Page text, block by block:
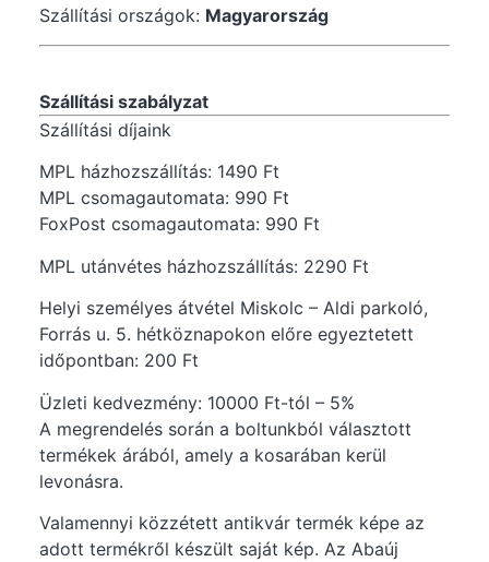
Szállítási országok: Magyarország
Szállítási szabályzat
Szállítási díjaink
MPL házhozszállítás: 1490 Ft
MPL csomagautomata: 990 Ft
FoxPost csomagautomata: 990 Ft
MPL utánvétes házhozszállítás: 2290 Ft
Helyi személyes átvétel Miskolc – Aldi parkoló,
Forrás u. 5. hétköznapokon előre egyeztetett
időpontban: 200 Ft
Üzleti kedvezmény: 10000 Ft-tól – 5%
A megrendelés során a boltunkból választott
termékek árából, amely a kosarában kerül
levonásra.
Valamennyi közzétett antikvár termék képe az
adott termékről készült saját kép. Az Abaúj